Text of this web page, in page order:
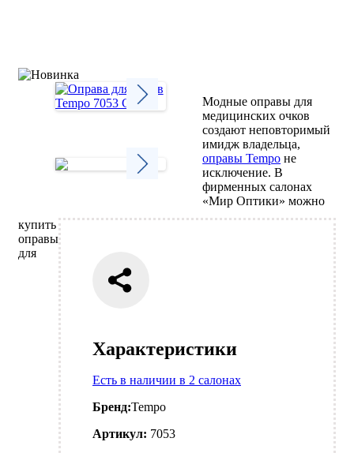
Характеристики
Есть в наличии в 2 салонах
Бренд:Tempo
Артикул: 7053
Модные оправы для
медицинских очков
создают неповторимый
имидж владельца,
оправы Tempo не
исключение. В
фирменных салонах
«Мир Оптики» можно
купить
оправы
для